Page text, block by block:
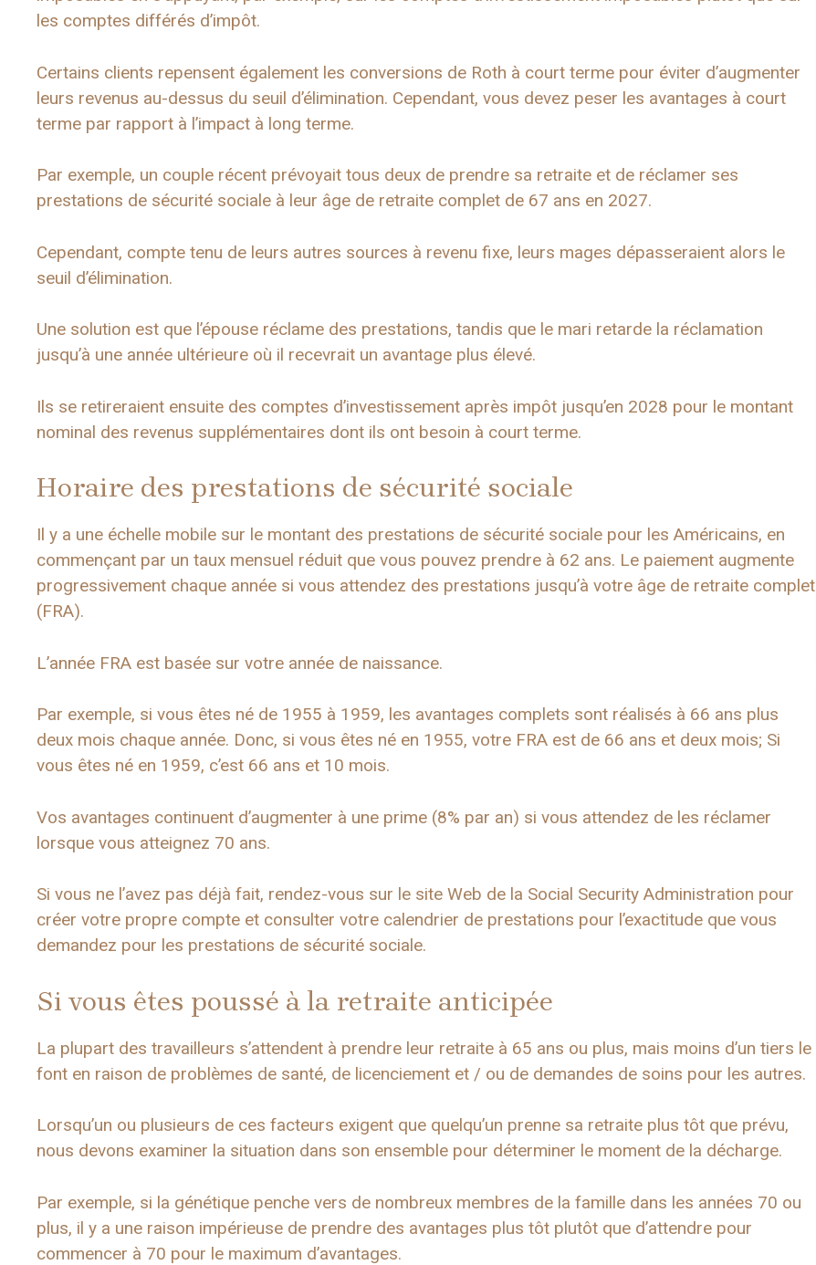
les comptes différés d’impôt.
Certains clients repensent également les conversions de Roth à court terme pour éviter d’augmenter
leurs revenus au-dessus du seuil d’élimination. Cependant, vous devez peser les avantages à court
terme par rapport à l’impact à long terme.
Par exemple, un couple récent prévoyait tous deux de prendre sa retraite et de réclamer ses
prestations de sécurité sociale à leur âge de retraite complet de 67 ans en 2027.
Cependant, compte tenu de leurs autres sources à revenu fixe, leurs mages dépasseraient alors le
seuil d’élimination.
Une solution est que l’épouse réclame des prestations, tandis que le mari retarde la réclamation
jusqu’à une année ultérieure où il recevrait un avantage plus élevé.
Ils se retireraient ensuite des comptes d’investissement après impôt jusqu’en 2028 pour le montant
nominal des revenus supplémentaires dont ils ont besoin à court terme.
Horaire des prestations de sécurité sociale
Il y a une échelle mobile sur le montant des prestations de sécurité sociale pour les Américains, en
commençant par un taux mensuel réduit que vous pouvez prendre à 62 ans. Le paiement augmente
progressivement chaque année si vous attendez des prestations jusqu’à votre âge de retraite complet
(FRA).
L’année FRA est basée sur votre année de naissance.
Par exemple, si vous êtes né de 1955 à 1959, les avantages complets sont réalisés à 66 ans plus
deux mois chaque année. Donc, si vous êtes né en 1955, votre FRA est de 66 ans et deux mois; Si
vous êtes né en 1959, c’est 66 ans et 10 mois.
Vos avantages continuent d’augmenter à une prime (8% par an) si vous attendez de les réclamer
lorsque vous atteignez 70 ans.
Si vous ne l’avez pas déjà fait, rendez-vous sur le site Web de la Social Security Administration pour
créer votre propre compte et consulter votre calendrier de prestations pour l’exactitude que vous
demandez pour les prestations de sécurité sociale.
Si vous êtes poussé à la retraite anticipée
La plupart des travailleurs s’attendent à prendre leur retraite à 65 ans ou plus, mais moins d’un tiers le
font en raison de problèmes de santé, de licenciement et / ou de demandes de soins pour les autres.
Lorsqu’un ou plusieurs de ces facteurs exigent que quelqu’un prenne sa retraite plus tôt que prévu,
nous devons examiner la situation dans son ensemble pour déterminer le moment de la décharge.
Par exemple, si la génétique penche vers de nombreux membres de la famille dans les années 70 ou
plus, il y a une raison impérieuse de prendre des avantages plus tôt plutôt que d’attendre pour
commencer à 70 pour le maximum d’avantages.